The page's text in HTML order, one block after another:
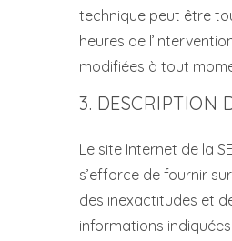
technique peut être
heures de
modifiées à tout
3. DESCRIPTION
Le site Internet de la
s’efforce de fournir
des inexactitudes et
informations